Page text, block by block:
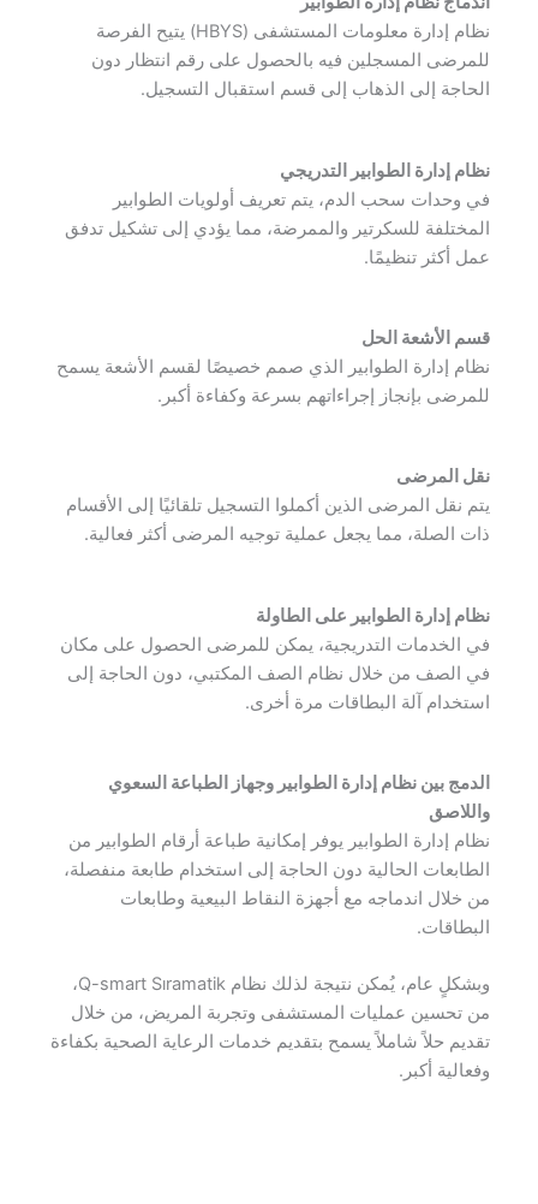
نظام إدارة معلومات المستشفى (HBYS) يتيح الفرصة
للمرضى المسجلين فيه بالحصول على رقم انتظار دون
الحاجة إلى الذهاب إلى قسم استقبال التسجيل.
نظام إدارة الطوابير التدريجي
في وحدات سحب الدم، يتم تعريف أولويات الطوابير
المختلفة للسكرتير والممرضة، مما يؤدي إلى تشكيل تدفق
عمل أكثر تنظيمًا.
قسم الأشعة الحل
نظام إدارة الطوابير الذي صمم خصيصًا لقسم الأشعة يسمح
للمرضى بإنجاز إجراءاتهم بسرعة وكفاءة أكبر.
نقل المرضى
يتم نقل المرضى الذين أكملوا التسجيل تلقائيًا إلى الأقسام
ذات الصلة، مما يجعل عملية توجيه المرضى أكثر فعالية.
نظام إدارة الطوابير على الطاولة
في الخدمات التدريجية، يمكن للمرضى الحصول على مكان
في الصف من خلال نظام الصف المكتبي، دون الحاجة إلى
استخدام آلة البطاقات مرة أخرى.
الدمج بين نظام إدارة الطوابير وجهاز الطباعة السعوي
واللاصق
نظام إدارة الطوابير يوفر إمكانية طباعة أرقام الطوابير من
الطابعات الحالية دون الحاجة إلى استخدام طابعة منفصلة،
من خلال اندماجه مع أجهزة النقاط البيعية وطابعات
البطاقات.
وبشكلٍ عام، يُمكن نتيجة لذلك نظام Q-smart Sıramatik،
من تحسين عمليات المستشفى وتجربة المريض، من خلال
تقديم حلاً شاملاً يسمح بتقديم خدمات الرعاية الصحية بكفاءة
وفعالية أكبر.